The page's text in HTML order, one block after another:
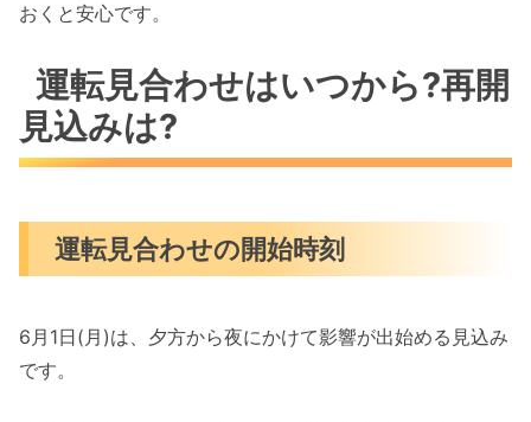
おくと安心です。
運転見合わせはいつから?再開
見込みは?
運転見合わせの開始時刻
6月1日(月)は、夕方から夜にかけて影響が出始める見込み
です。